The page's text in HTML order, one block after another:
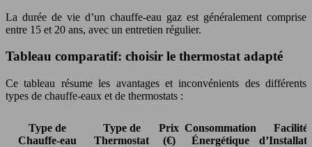
La durée de vie d’un chauffe-eau gaz est généralement comprise
entre 15 et 20 ans, avec un entretien régulier.
Tableau comparatif: choisir le thermostat adapté
Ce tableau résume les avantages et inconvénients des différents
types de chauffe-eaux et de thermostats :
Type de
Chauffe-eau
Type de
Thermostat
Prix
(€)
Consommation
Énergétique
Facilité